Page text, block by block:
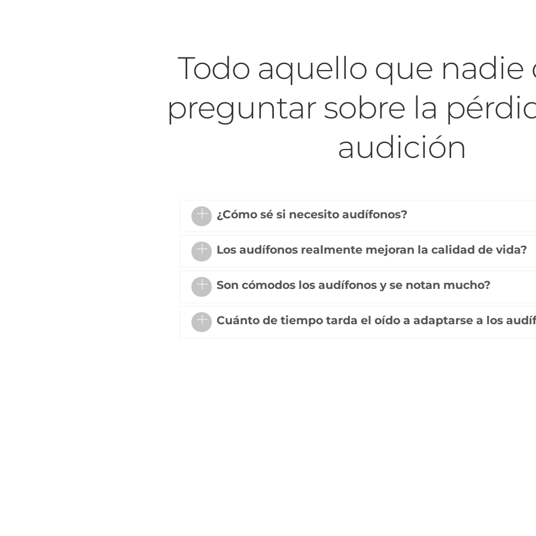
Todo aquello que nadie
preguntar sobre la
audición
¿Cómo sé si necesito audífonos?
Los audífonos realmente mejoran la calidad de vida?
Son cómodos los audífonos y se notan mucho?
Cuánto de tiempo tarda el oído a adaptarse a los